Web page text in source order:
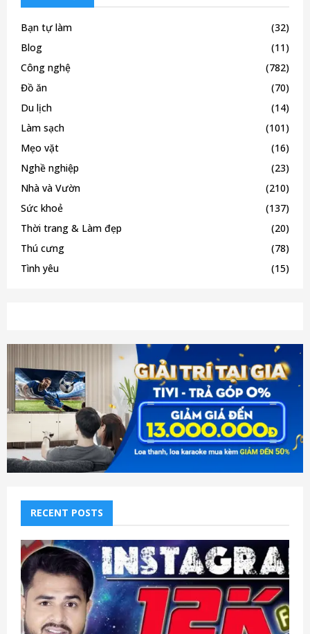
Bạn tự làm
(32)
Blog
(11)
Công nghệ
(782)
Đồ ăn
(70)
Du lịch
(14)
Làm sạch
(101)
Mẹo vặt
(16)
Nghề nghiệp
(23)
Nhà và Vườn
(210)
Sức khoẻ
(137)
Thời trang & Làm đẹp
(20)
Thú cưng
(78)
Tình yêu
(15)
RECENT POSTS